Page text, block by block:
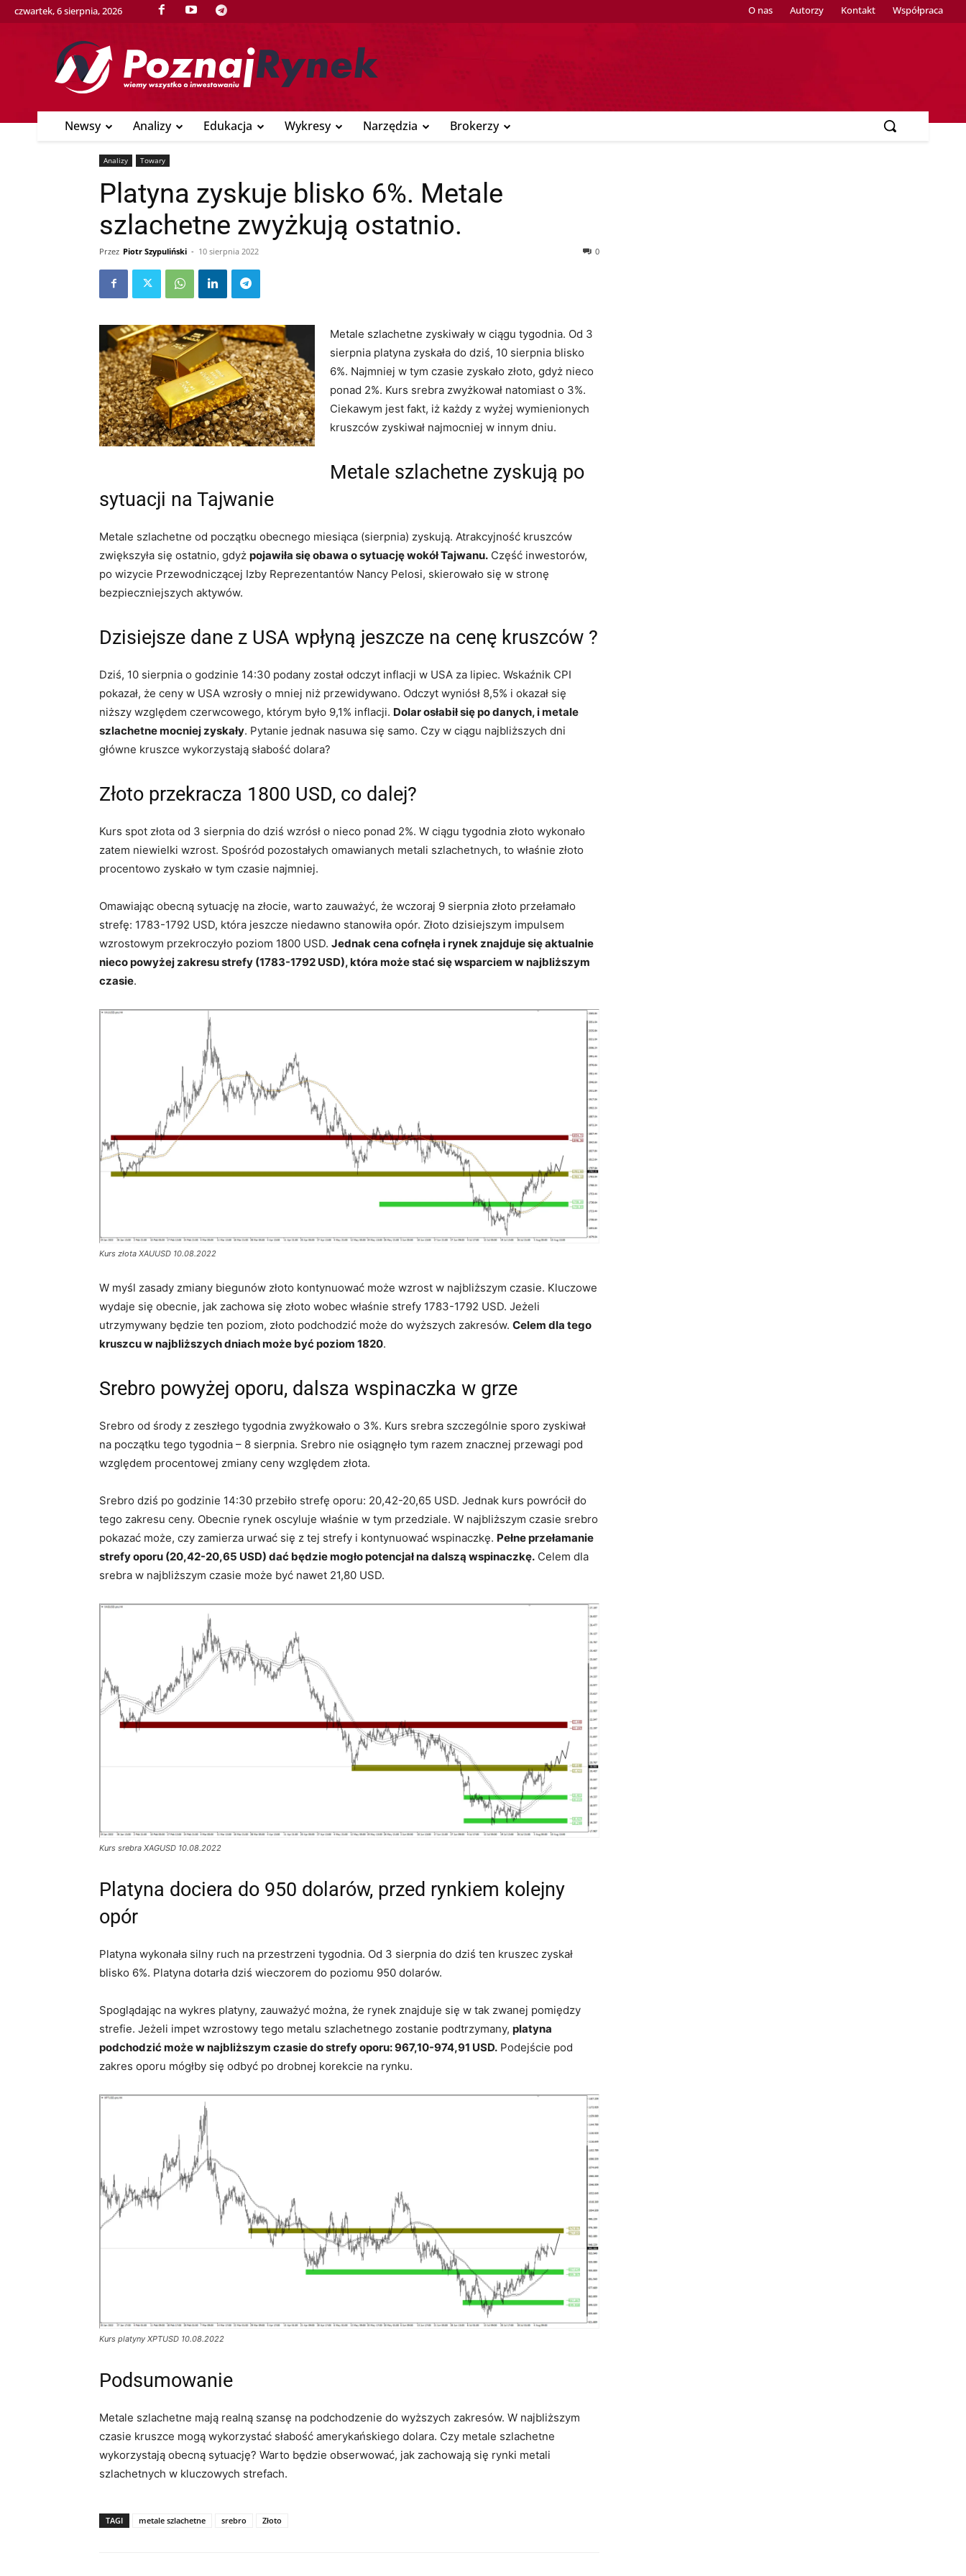
czwartek, 6 sierpnia, 2026 O nas Autorzy Kontakt Współpraca
Newsy Analizy Edukacja Wykresy Narzędzia Brokerzy
Analizy Towary
Platyna zyskuje blisko 6%. Metale
szlachetne zwyżkują ostatnio.
Przez Piotr Szypuliński - 10 sierpnia 2022 0
Metale szlachetne zyskiwały w ciągu tygodnia. Od 3
sierpnia platyna zyskała do dziś, 10 sierpnia blisko
6%. Najmniej w tym czasie zyskało złoto, gdyż nieco
ponad 2%. Kurs srebra zwyżkował natomiast o 3%.
Ciekawym jest fakt, iż każdy z wyżej wymienionych
kruszców zyskiwał najmocniej w innym dniu.
Metale szlachetne zyskują po
sytuacji na Tajwanie
Metale szlachetne od początku obecnego miesiąca (sierpnia) zyskują. Atrakcyjność kruszców
zwiększyła się ostatnio, gdyż pojawiła się obawa o sytuację wokół Tajwanu. Część inwestorów,
po wizycie Przewodniczącej Izby Reprezentantów Nancy Pelosi, skierowało się w stronę
bezpieczniejszych aktywów.
Dzisiejsze dane z USA wpłyną jeszcze na cenę kruszców ?
Dziś, 10 sierpnia o godzinie 14:30 podany został odczyt inflacji w USA za lipiec. Wskaźnik CPI
pokazał, że ceny w USA wzrosły o mniej niż przewidywano. Odczyt wyniósł 8,5% i okazał się
niższy względem czerwcowego, którym było 9,1% inflacji. Dolar osłabił się po danych, i metale
szlachetne mocniej zyskały. Pytanie jednak nasuwa się samo. Czy w ciągu najbliższych dni
główne kruszce wykorzystają słabość dolara?
Złoto przekracza 1800 USD, co dalej?
Kurs spot złota od 3 sierpnia do dziś wzrósł o nieco ponad 2%. W ciągu tygodnia złoto wykonało
zatem niewielki wzrost. Spośród pozostałych omawianych metali szlachetnych, to właśnie złoto
procentowo zyskało w tym czasie najmniej.
Omawiając obecną sytuację na złocie, warto zauważyć, że wczoraj 9 sierpnia złoto przełamało
strefę: 1783-1792 USD, która jeszcze niedawno stanowiła opór. Złoto dzisiejszym impulsem
wzrostowym przekroczyło poziom 1800 USD. Jednak cena cofnęła i rynek znajduje się aktualnie
nieco powyżej zakresu strefy (1783-1792 USD), która może stać się wsparciem w najbliższym
czasie.
Kurs złota XAUUSD 10.08.2022
W myśl zasady zmiany biegunów złoto kontynuować może wzrost w najbliższym czasie. Kluczowe
wydaje się obecnie, jak zachowa się złoto wobec właśnie strefy 1783-1792 USD. Jeżeli
utrzymywany będzie ten poziom, złoto podchodzić może do wyższych zakresów. Celem dla tego
kruszcu w najbliższych dniach może być poziom 1820.
Srebro powyżej oporu, dalsza wspinaczka w grze
Srebro od środy z zeszłego tygodnia zwyżkowało o 3%. Kurs srebra szczególnie sporo zyskiwał
na początku tego tygodnia – 8 sierpnia. Srebro nie osiągnęło tym razem znacznej przewagi pod
względem procentowej zmiany ceny względem złota.
Srebro dziś po godzinie 14:30 przebiło strefę oporu: 20,42-20,65 USD. Jednak kurs powrócił do
tego zakresu ceny. Obecnie rynek oscyluje właśnie w tym przedziale. W najbliższym czasie srebro
pokazać może, czy zamierza urwać się z tej strefy i kontynuować wspinaczkę. Pełne przełamanie
strefy oporu (20,42-20,65 USD) dać będzie mogło potencjał na dalszą wspinaczkę. Celem dla
srebra w najbliższym czasie może być nawet 21,80 USD.
Kurs srebra XAGUSD 10.08.2022
Platyna dociera do 950 dolarów, przed rynkiem kolejny
opór
Platyna wykonała silny ruch na przestrzeni tygodnia. Od 3 sierpnia do dziś ten kruszec zyskał
blisko 6%. Platyna dotarła dziś wieczorem do poziomu 950 dolarów.
Spoglądając na wykres platyny, zauważyć można, że rynek znajduje się w tak zwanej pomiędzy
strefie. Jeżeli impet wzrostowy tego metalu szlachetnego zostanie podtrzymany, platyna
podchodzić może w najbliższym czasie do strefy oporu: 967,10-974,91 USD. Podejście pod
zakres oporu mógłby się odbyć po drobnej korekcie na rynku.
Kurs platyny XPTUSD 10.08.2022
Podsumowanie
Metale szlachetne mają realną szansę na podchodzenie do wyższych zakresów. W najbliższym
czasie kruszce mogą wykorzystać słabość amerykańskiego dolara. Czy metale szlachetne
wykorzystają obecną sytuację? Warto będzie obserwować, jak zachowają się rynki metali
szlachetnych w kluczowych strefach.
TAGI metale szlachetne srebro Złoto